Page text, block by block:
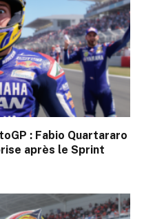
: Fabio Quartararo
après le Sprint